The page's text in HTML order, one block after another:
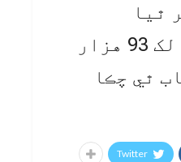
ٿيا
آهن،جڏهن ته 2 لک 93 هزار
ٿي چڪا
Twitter